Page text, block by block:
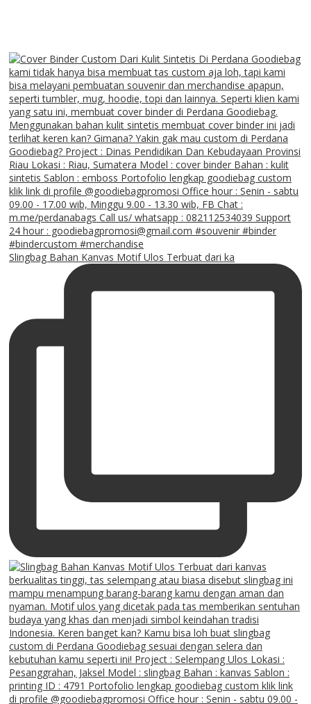
Slingbag Bahan Kanvas Motif Ulos Terbuat dari ka